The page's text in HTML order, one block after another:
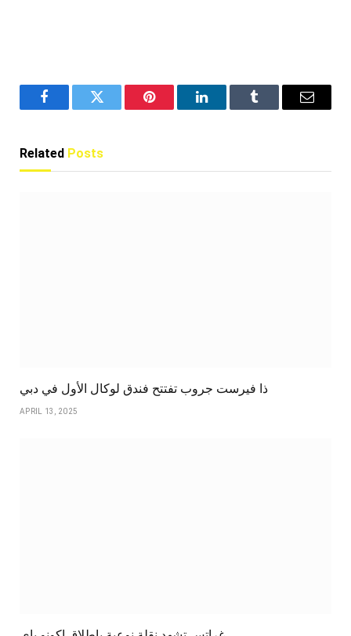
FacebookTwitter Pinterest LinkedInTumblr Email
Related Posts
ذا فيرست جروب تفتتح فندق لوكال الأول في دبي
APRIL 13, 2025